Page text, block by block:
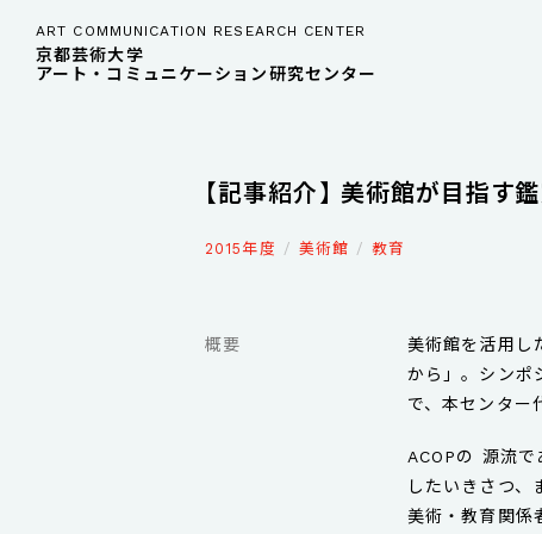
ART COMMUNICATION RESEARCH CENTER
京都芸術大学
アート・コミュニケーション研究センター
【記事紹介】 美術館が目指す
2015年度 美術館 教育
概要
美術館を活用し
から」。シンポ
で、本センター
ACOPの 源流で
したいきさつ、
美術・教育関係